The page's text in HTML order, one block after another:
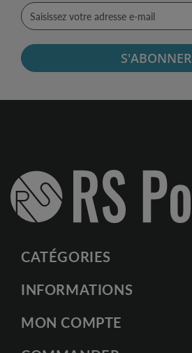
S'ABONNER
CATÉGORIES
INFORMATIONS
MON COMPTE